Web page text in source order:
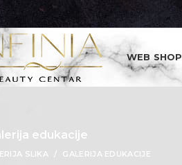
WEB SHOP
edukacije
SLIKA GALERIJA EDUKACIJE